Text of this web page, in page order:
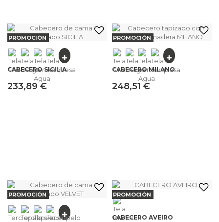
PROMOCIÓN
CABECERO SICILIA
233,89 €
PROMOCIÓN
CABECERO MILANO
248,51 €
PROMOCIÓN PROMOCIÓN
CABECERO AVEIRO